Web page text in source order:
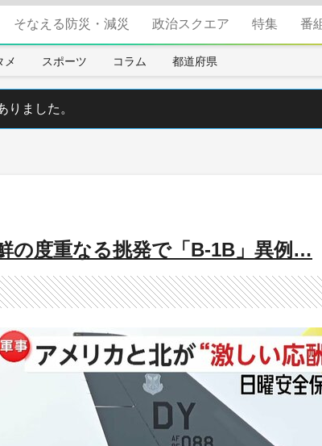
そなえる防災・減災 政治スクエア 特集 番
メ スポーツ コラム 都道府県
ました。
の度重なる挑発で「B-1B」異例…